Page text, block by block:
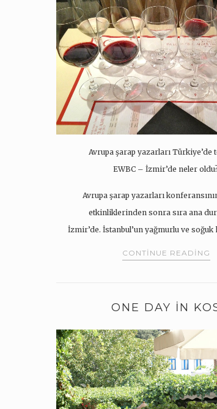
Avrupa şarap yazarları Türkiye’de
EWBC – İzmir’de neler
Avrupa şarap yazarları
etkinliklerinden sonra sıra ana
İzmir’de. İstanbul’un yağmurlu ve soğuk
CONTINUE READING
ONE DAY IN